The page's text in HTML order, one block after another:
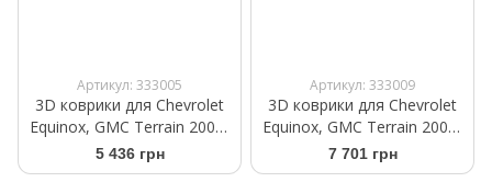
Артикул: 333005
3D коврики для Chevrolet
Equinox, GMC Terrain 2009-
2017 черные задние
WeatherTech HP 442712IM
5 436 грн
Артикул: 333009
3D коврики для Chevrolet
Equinox, GMC Terrain 2009-
2017 черные передние
WeatherTech HP 443461IM
7 701 грн